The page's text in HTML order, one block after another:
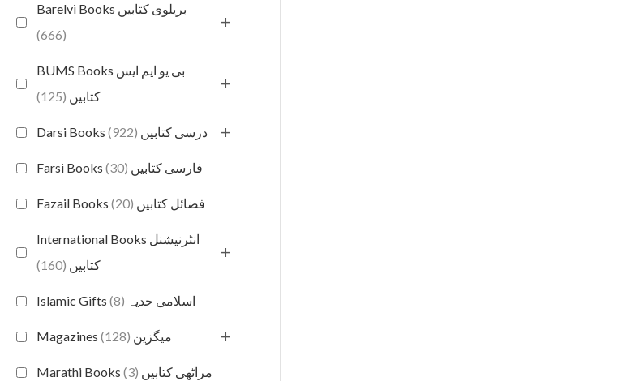
Barelvi Books بریلوی کتابیں
(666)
+
BUMS Books بی یو ایم ایس
کتابیں (125)
+
Darsi Books درسی کتابیں (922) +
Farsi Books فارسی کتابیں (30)
Fazail Books فضائل کتابیں (20)
International Books انٹرنیشنل
کتابیں (160)
+
Islamic Gifts اسلامی حدیہ (8)
Magazines میگزین (128) +
Marathi Books مراٹھی کتابیں (3)